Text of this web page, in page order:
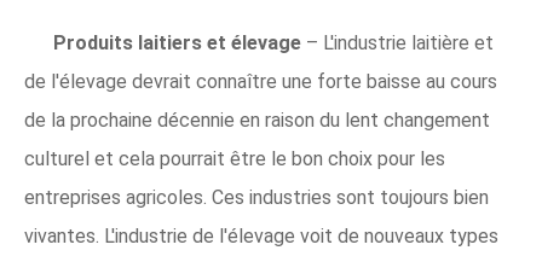
Produits laitiers et élevage – L'industrie laitière et
de l'élevage devrait connaître une forte baisse au cours
de la prochaine décennie en raison du lent changement
culturel et cela pourrait être le bon choix pour les
entreprises agricoles. Ces industries sont toujours bien
vivantes. L'industrie de l'élevage voit de nouveaux types